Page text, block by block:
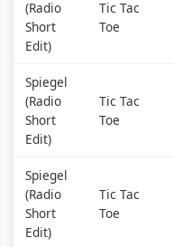
(Radio
Short
Edit)
Tic Tac
Toe
Spiegel
(Radio
Short
Edit)
Tic Tac
Toe
Spiegel
(Radio
Short
Edit)
Tic Tac
Toe